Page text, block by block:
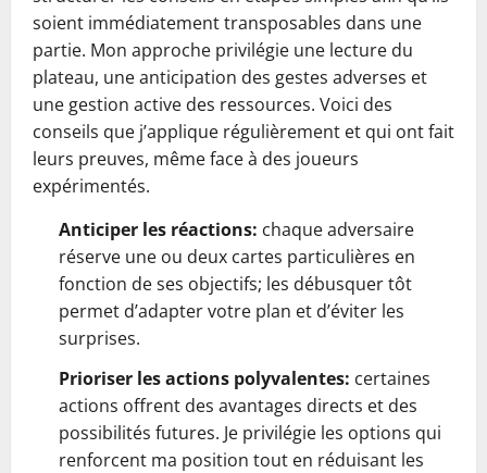
soient immédiatement transposables dans une
partie. Mon approche privilégie une lecture du
plateau, une anticipation des gestes adverses et
une gestion active des ressources. Voici des
conseils que j’applique régulièrement et qui ont fait
leurs preuves, même face à des joueurs
expérimentés.
Anticiper les réactions: chaque adversaire
réserve une ou deux cartes particulières en
fonction de ses objectifs; les débusquer tôt
permet d’adapter votre plan et d’éviter les
surprises.
Prioriser les actions polyvalentes: certaines
actions offrent des avantages directs et des
possibilités futures. Je privilégie les options qui
renforcent ma position tout en réduisant les